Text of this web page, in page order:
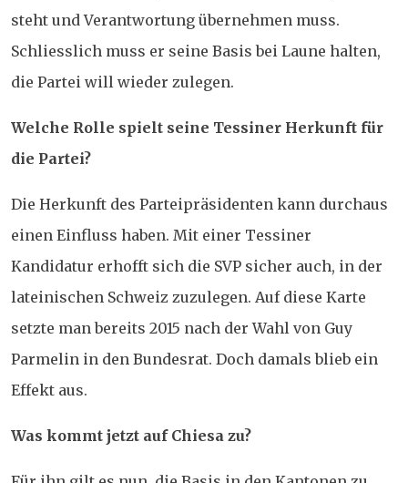
steht und Verantwortung übernehmen muss.
Schliesslich muss er seine Basis bei Laune halten,
die Partei will wieder zulegen.
Welche Rolle spielt seine Tessiner Herkunft für
die Partei?
Die Herkunft des Parteipräsidenten kann durchaus
einen Einfluss haben. Mit einer Tessiner
Kandidatur erhofft sich die SVP sicher auch, in der
lateinischen Schweiz zuzulegen. Auf diese Karte
setzte man bereits 2015 nach der Wahl von Guy
Parmelin in den Bundesrat. Doch damals blieb ein
Effekt aus.
Was kommt jetzt auf Chiesa zu?